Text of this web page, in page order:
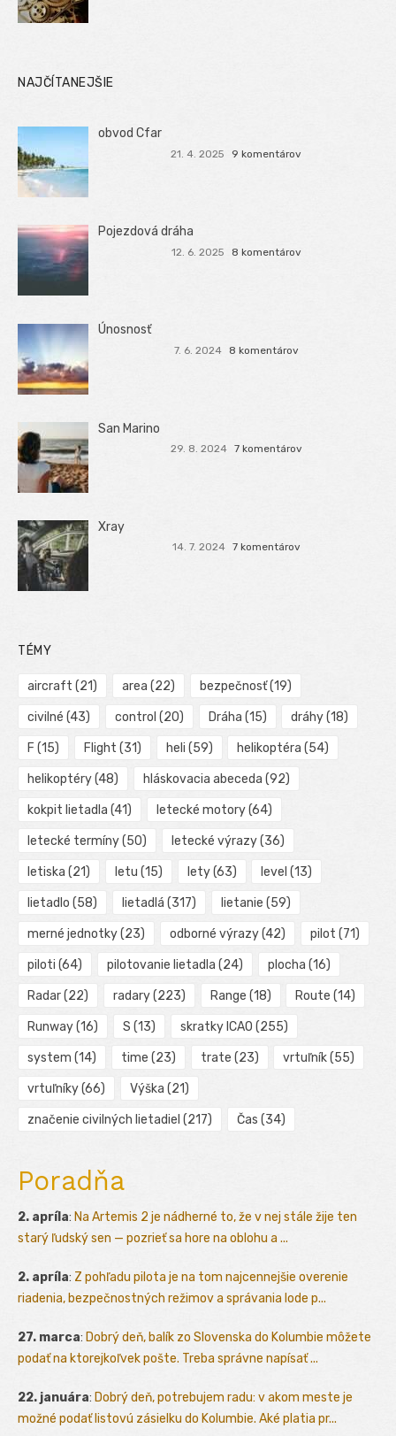
NAJČÍTANEJŠIE
obvod Cfar
21. 4. 2025 9 komentárov
Pojezdová dráha
12. 6. 2025 8 komentárov
Únosnosť
7. 6. 2024 8 komentárov
San Marino
29. 8. 2024 7 komentárov
Xray
14. 7. 2024 7 komentárov
TÉMY
aircraft (21) area (22) bezpečnosť(19)
civilné (43) control (20) Dráha (15) dráhy(18)
F (15) Flight (31) heli (59) helikoptéra (54)
helikoptéry(48) hláskovacia abeceda (92)
kokpit lietadla (41) letecké motory(64)
letecké termíny(50) letecké výrazy(36)
letiska (21) letu (15) lety(63) level (13)
lietadlo (58) lietadlá (317) lietanie (59)
merné jednotky(23) odborné výrazy(42) pilot (71)
piloti (64) pilotovanie lietadla (24) plocha (16)
Radar(22) radary(223) Range (18) Route (14)
Runway(16) S (13) skratky ICAO (255)
system (14) time (23) trate (23) vrtuľník(55)
vrtuľníky(66) Výška (21)
značenie civilných lietadiel (217) Čas (34)
Poradňa
2. apríla: Na Artemis 2 je nádherné to, že v nej stále žije ten
starý ľudský sen — pozrieť sa hore na oblohu a ...
2. apríla: Z pohľadu pilota je na tom najcennejšie overenie
riadenia, bezpečnostných režimov a správania lode p...
27. marca: Dobrý deň, balík zo Slovenska do Kolumbie môžete
podať na ktorejkoľvek pošte. Treba správne napísať ...
22. januára: Dobrý deň, potrebujem radu: v akom meste je
možné podať listovú zásielku do Kolumbie. Aké platia pr...